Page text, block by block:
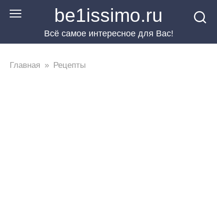
Перейти
be1issimo.ru
Всё самое интересное для Вас!
Главная » Рецепты